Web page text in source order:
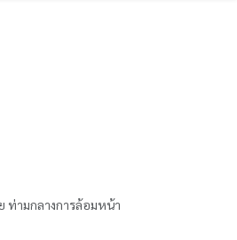
ท่ามกลางการล้อมหน้า